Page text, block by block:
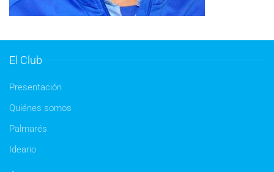
El Club
Presentación
Quiénes somos
Palmarés
Ideario